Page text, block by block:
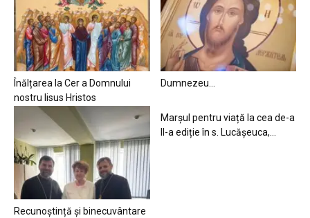
Înălțarea la Cer a Domnului
nostru Iisus Hristos
Dumnezeu…
Recunoștință și binecuvântare
Marșul pentru viață la cea de-a
II-a ediție în s. Lucășeuca,...